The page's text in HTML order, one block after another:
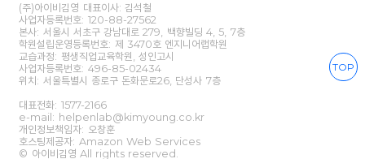
TOP
(주)아이비김영 대표이사: 김석철
사업자등록번호: 120-88-27562
본사: 서울시 서초구 강남대로 279, 백향빌딩 4, 5, 7층
학원설립운영등록번호: 제 3470호 엔지니어랩학원
교습과정: 평생직업교육학원, 성인고시
사업자등록번호: 496-85-02434
위치: 서울특별시 종로구 돈화문로26, 단성사 7층
대표전화: 1577-2166
e-mail: helpenlab@kimyoung.co.kr
개인정보책임자: 오창훈
호스팅제공자: Amazon Web Services
© 아이비김영 All rights reserved.